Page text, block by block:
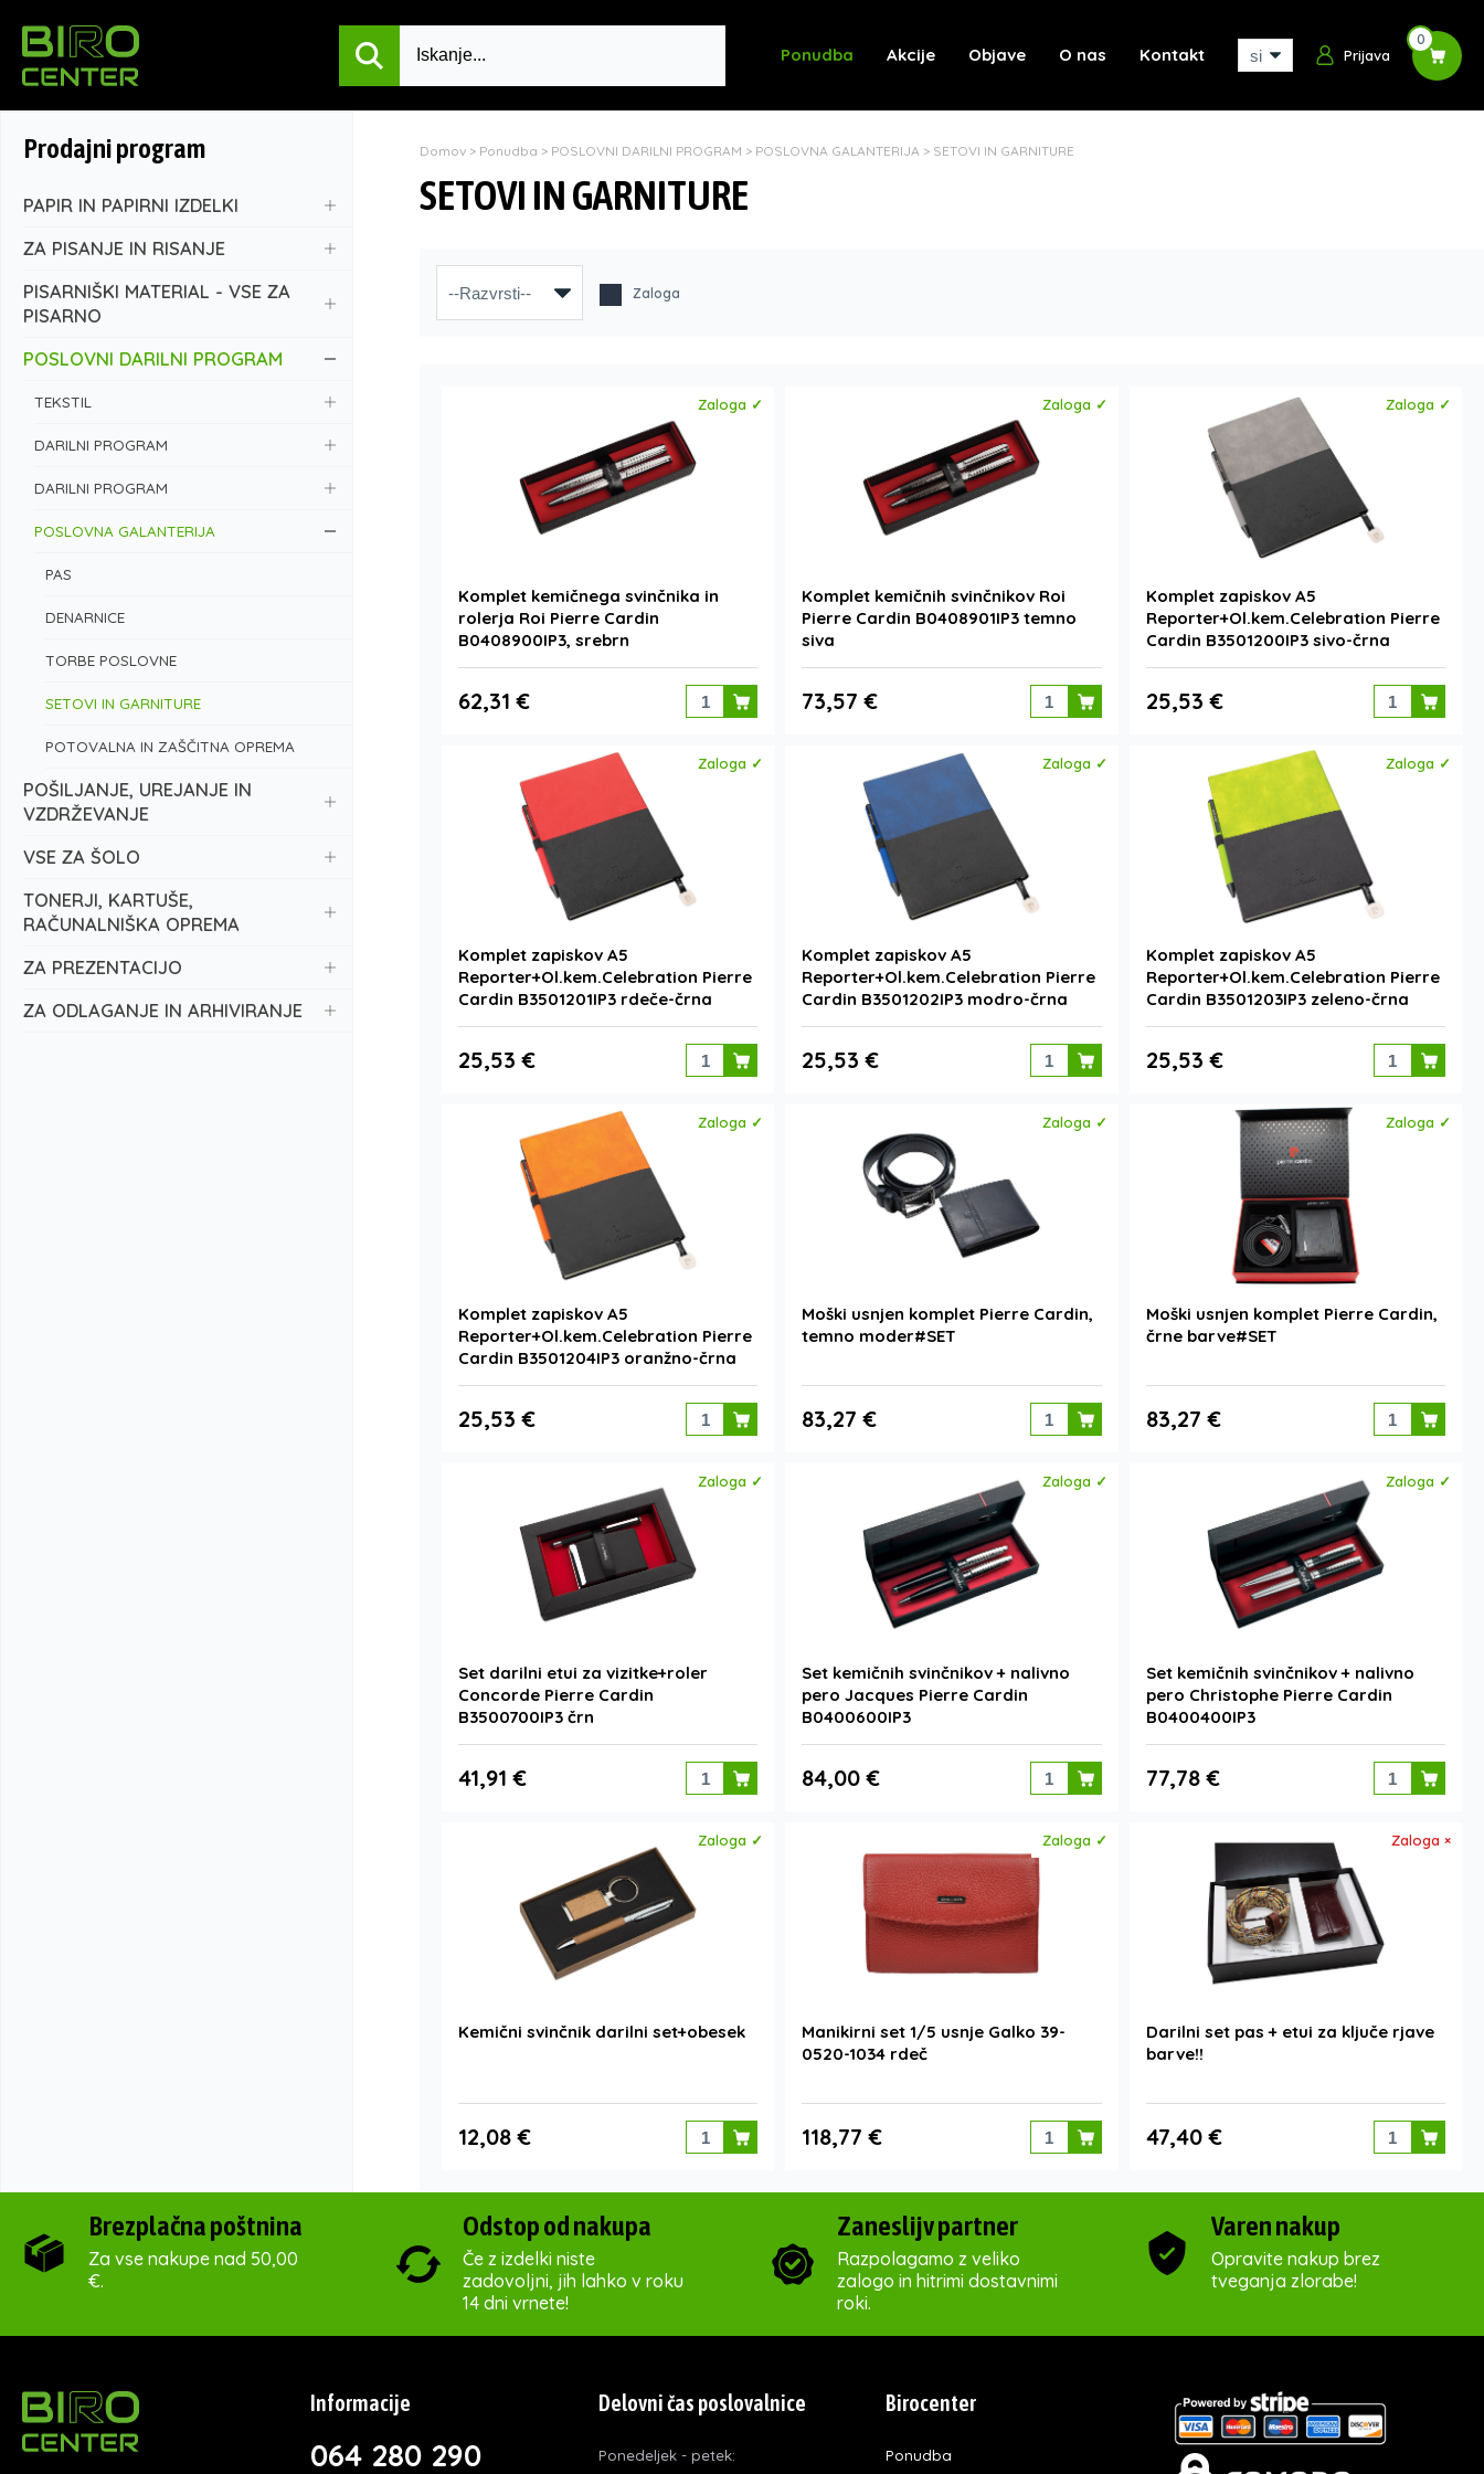
Ponudba Akcije Objave O nas Kontakt Prijava
0
Prodajni program
PAPIR IN PAPIRNI IZDELKI
ZA PISANJE IN RISANJE
PISARNIŠKI MATERIAL - VSE ZA
PISARNO
POSLOVNI DARILNI PROGRAM
TEKSTIL
DARILNI PROGRAM
DARILNI PROGRAM
POSLOVNA GALANTERIJA
PAS
DENARNICE
TORBE POSLOVNE
SETOVI IN GARNITURE
POTOVALNA IN ZAŠČITNA OPREMA
POŠILJANJE, UREJANJE IN
VZDRŽEVANJE
VSE ZA ŠOLO
TONERJI, KARTUŠE,
RAČUNALNIŠKA OPREMA
ZA PREZENTACIJO
ZA ODLAGANJE IN ARHIVIRANJE
Domov > Ponudba > POSLOVNI DARILNI PROGRAM > POSLOVNA GALANTERIJA > SETOVI IN GARNITURE
SETOVI IN GARNITURE
Zaloga
Zaloga ✓
Komplet kemičnega svinčnika in
rolerja Roi Pierre Cardin
B0408900IP3, srebrn
62,31 €
Zaloga ✓
Komplet kemičnih svinčnikov Roi
Pierre Cardin B0408901IP3 temno
siva
73,57 €
Zaloga ✓
Komplet zapiskov A5
Reporter+Ol.kem.Celebration Pierre
Cardin B3501200IP3 sivo-črna
25,53 €
Zaloga ✓
Komplet zapiskov A5
Reporter+Ol.kem.Celebration Pierre
Cardin B3501201IP3 rdeče-črna
25,53 €
Zaloga ✓
Komplet zapiskov A5
Reporter+Ol.kem.Celebration Pierre
Cardin B3501202IP3 modro-črna
25,53 €
Zaloga ✓
Komplet zapiskov A5
Reporter+Ol.kem.Celebration Pierre
Cardin B3501203IP3 zeleno-črna
25,53 €
Zaloga ✓
Komplet zapiskov A5
Reporter+Ol.kem.Celebration Pierre
Cardin B3501204IP3 oranžno-črna
25,53 €
Zaloga ✓
Moški usnjen komplet Pierre Cardin,
temno moder#SET
83,27 €
Zaloga ✓
Moški usnjen komplet Pierre Cardin,
črne barve#SET
83,27 €
Zaloga ✓
Set darilni etui za vizitke+roler
Concorde Pierre Cardin
B3500700IP3 črn
41,91 €
Zaloga ✓
Set kemičnih svinčnikov + nalivno
pero Jacques Pierre Cardin
B0400600IP3
84,00 €
Zaloga ✓
Set kemičnih svinčnikov + nalivno
pero Christophe Pierre Cardin
B0400400IP3
77,78 €
Zaloga ✓
Kemični svinčnik darilni set+obesek
12,08 €
Zaloga ✓
Manikirni set 1/5 usnje Galko 39-
0520-1034 rdeč
118,77 €
Zaloga ×
Darilni set pas + etui za ključe rjave
barve!!
47,40 €
Brezplačna poštnina
Za vse nakupe nad 50,00
€.
Odstop od nakupa
Če z izdelki niste
zadovoljni, jih lahko v roku
14 dni vrnete!
Zaneslijv partner
Razpolagamo z veliko
zalogo in hitrimi dostavnimi
roki.
Varen nakup
Opravite nakup brez
tveganja zlorabe!
Informacije
064 280 290
Delovni čas poslovalnice
Ponedeljek - petek:
Birocenter
Ponudba